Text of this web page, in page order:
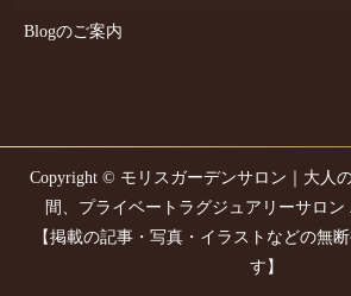
Blogのご案内
Copyright © モリスガーデンサロン｜大人
間、プライベートラグジュアリーサロン
【掲載の記事・写真・イラストなどの無
す】